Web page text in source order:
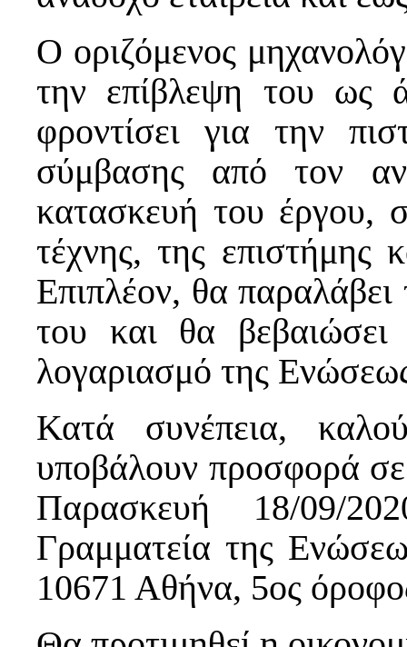
Ο οριζόμενος
την επίβλεψη του ως
φροντίσει για την
σύμβασης από τον
κατασκευή του έργου,
τέχνης, της επιστήμης
Επιπλέον, θα
του και θα
λογαριασμό της
Κατά συνέπεια,
υποβάλουν προσφορά
Παρασκευή 18/09/
Γραμματεία της
10671 Αθήνα, 5ος